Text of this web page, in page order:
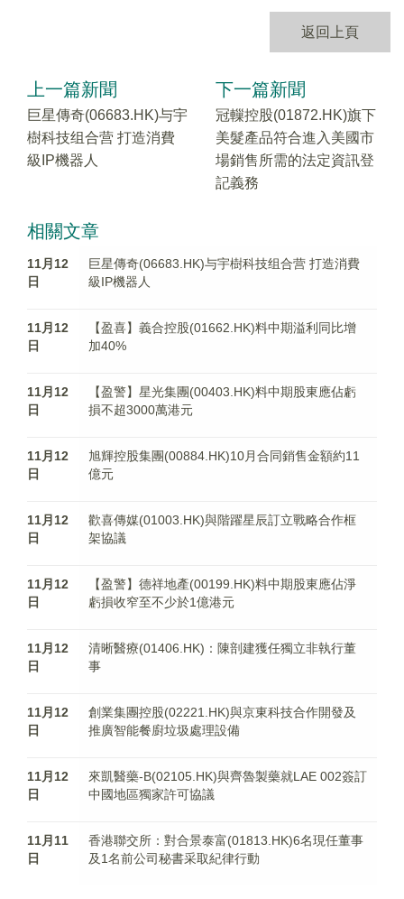
返回上頁
上一篇新聞
巨星傳奇(06683.HK)与宇
樹科技组合营 打造消費
級IP機器人
下一篇新聞
冠轈控股(01872.HK)旗下
美髮產品符合進入美國市
場銷售所需的法定資訊登
記義務
相關文章
11月12
日
巨星傳奇(06683.HK)与宇樹科技组合营 打造消費
級IP機器人
11月12
日
【盈喜】義合控股(01662.HK)料中期溢利同比增
加40%
11月12
日
【盈警】星光集團(00403.HK)料中期股東應佔虧
損不超3000萬港元
11月12
日
旭輝控股集團(00884.HK)10月合同銷售金額約11
億元
11月12
日
歡喜傳媒(01003.HK)與階躍星辰訂立戰略合作框
架協議
11月12
日
【盈警】德祥地產(00199.HK)料中期股東應佔淨
虧損收窄至不少於1億港元
11月12
日
清晰醫療(01406.HK)：陳剖建獲任獨立非執行董
事
11月12
日
創業集團控股(02221.HK)與京東科技合作開發及
推廣智能餐廚垃圾處理設備
11月12
日
來凱醫藥-B(02105.HK)與齊魯製藥就LAE 002簽訂
中國地區獨家許可協議
11月11
日
香港聯交所：對合景泰富(01813.HK)6名現任董事
及1名前公司秘書采取紀律行動